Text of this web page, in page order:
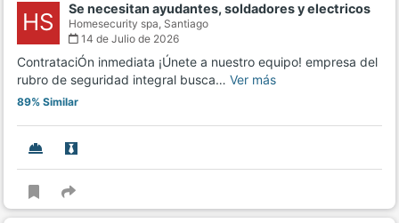
HS Se necesitan ayudantes, soldadores y electricos
Homesecurity spa, Santiago
14 de Julio de 2026
ContrataciÓn inmediata ¡Únete a nuestro equipo! empresa del
rubro de seguridad integral busca… Ver más
89% Similar